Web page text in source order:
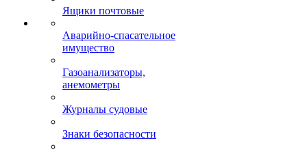
Ящики почтовые
Аварийно-спасательное
имущество
Газоанализаторы,
анемометры
Журналы судовые
Знаки безопасности